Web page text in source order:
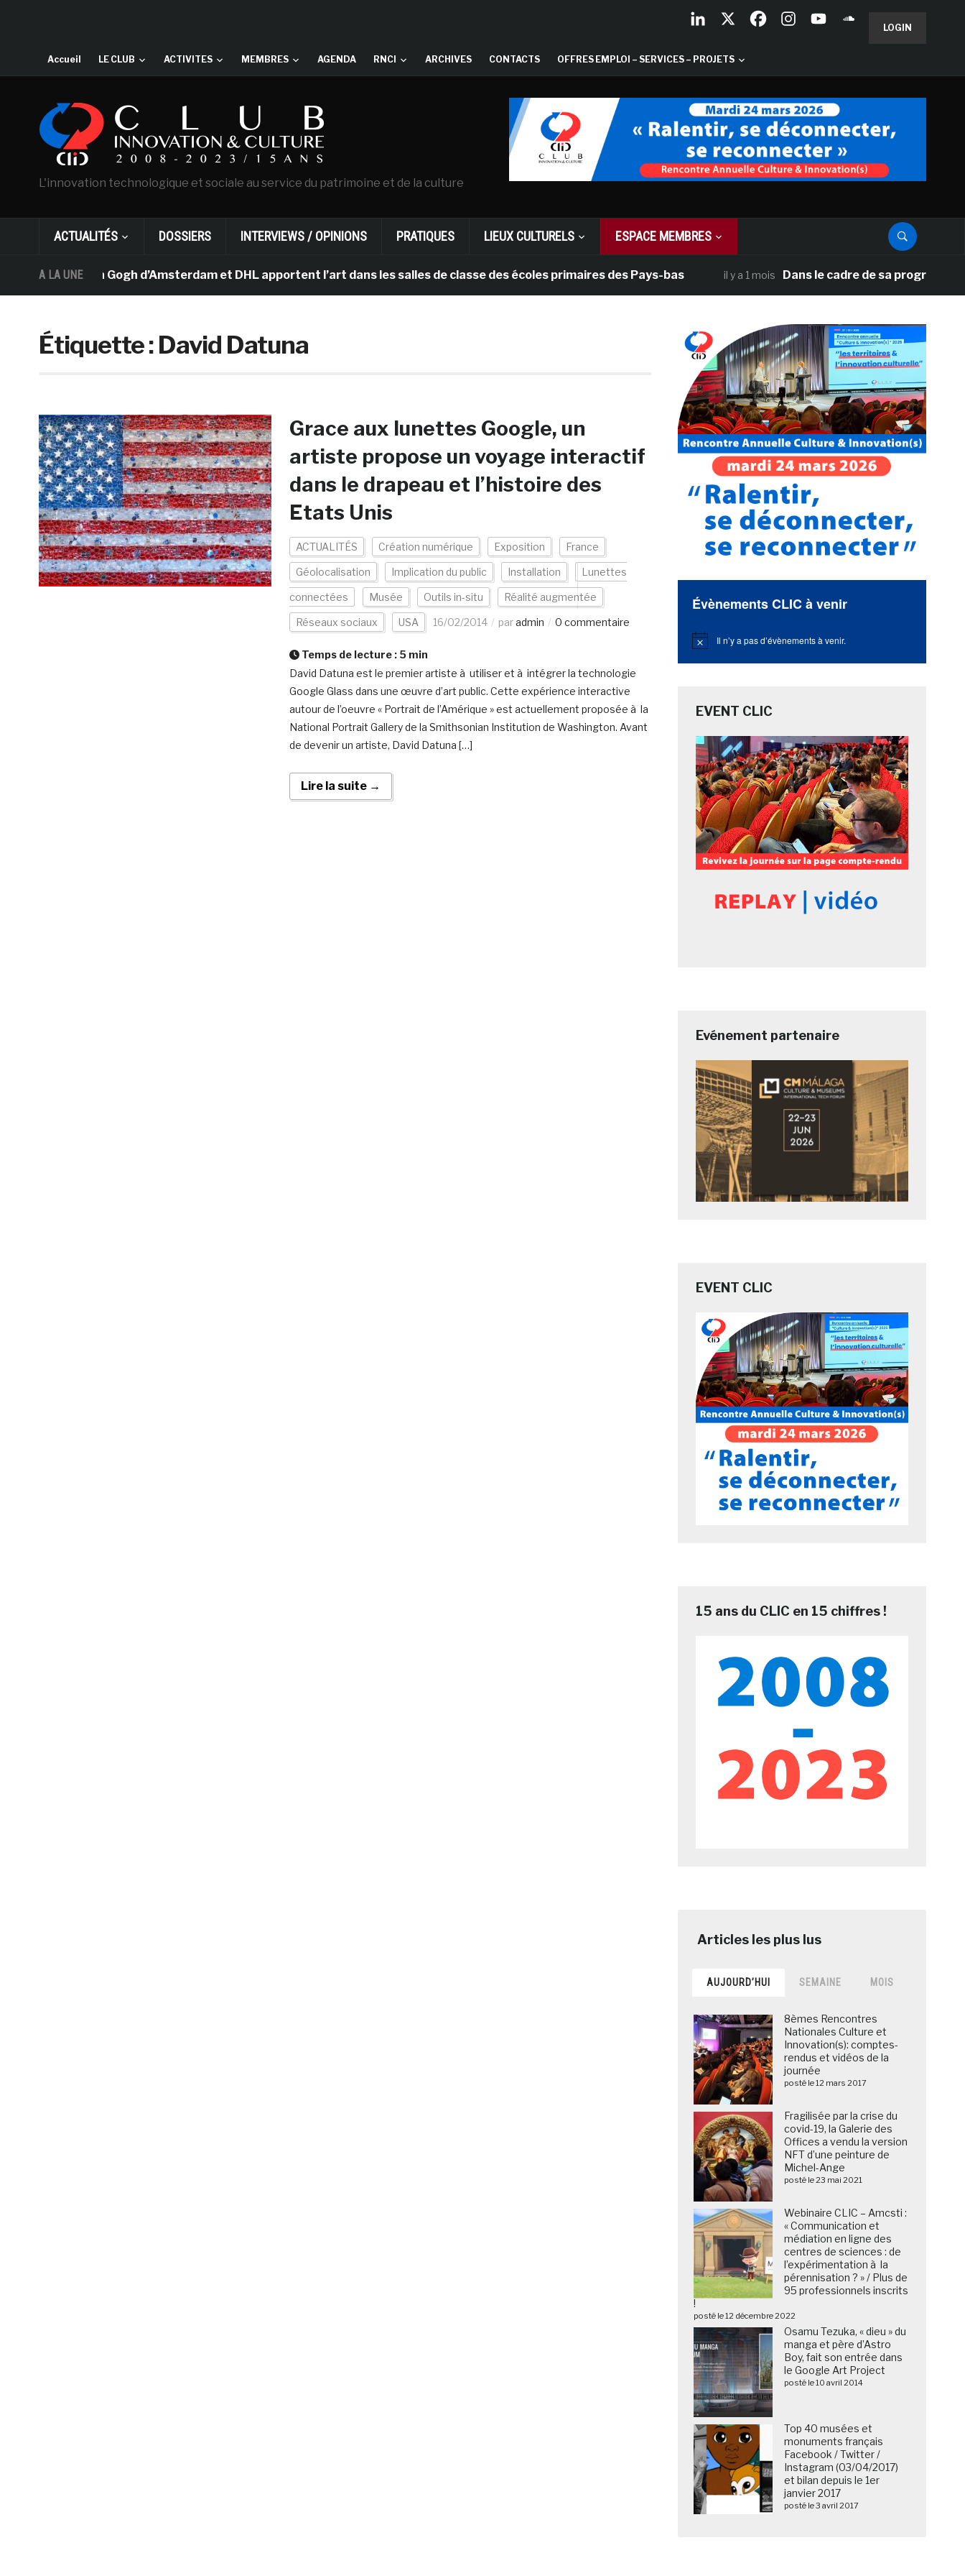
LOGIN
Accueil LE CLUB ACTIVITES MEMBRES AGENDA RNCI ARCHIVES CONTACTS OFFRES EMPLOI – SERVICES – PROJETS
L'innovation technologique et sociale au service du patrimoine et de la culture
ACTUALITÉS DOSSIERS INTERVIEWS / OPINIONS PRATIQUES LIEUX CULTURELS ESPACE MEMBRES
A LA UNE
musée Van Gogh d’Amsterdam et DHL apportent l’art dans les salles de classe des écoles primaires des Pays-bas il y a 1 mois Dans le cadre de sa programmation
Étiquette :David Datuna
Grace aux lunettes Google, un
artiste propose un voyage interactif
dans le drapeau et l’histoire des
Etats Unis
ACTUALITÉS Création numérique Exposition France
Géolocalisation Implication du public Installation Lunettes
connectées Musée Outils in-situ Réalité augmentée
Réseaux sociaux USA 16/02/2014 paradmin 0 commentaire
Temps de lecture : 5 min
David Datuna est le premier artiste à utiliser et à intégrer la technologie
Google Glass dans une œuvre d’art public. Cette expérience interactive
autour de l’oeuvre « Portrait de l’Amérique » est actuellement proposée à la
National Portrait Gallery de la Smithsonian Institution de Washington. Avant
de devenir un artiste, David Datuna […]
Lire la suite →
Évènements CLIC à venir
Notice Il n’y a pas d’évènements à venir.
EVENT CLIC
Evénement partenaire
EVENT CLIC
15 ans du CLIC en 15 chiffres !
AUJOURD’HUI SEMAINE MOIS
8èmes Rencontres
Nationales Culture et
Innovation(s): comptes-
rendus et vidéos de la
journée
posté le 12 mars 2017
Fragilisée par la crise du
covid-19, la Galerie des
Offices a vendu la version
NFT d’une peinture de
Michel-Ange
posté le 23 mai 2021
Webinaire CLIC – Amcsti :
« Communication et
médiation en ligne des
centres de sciences : de
l’expérimentation à la
pérennisation ? » / Plus de
95 professionnels inscrits
!
posté le 12 décembre 2022
Osamu Tezuka, « dieu » du
manga et père d’Astro
Boy, fait son entrée dans
le Google Art Project
posté le 10 avril 2014
Top 40 musées et
monuments français
Facebook / Twitter /
Instagram (03/04/2017)
et bilan depuis le 1er
janvier 2017
posté le 3 avril 2017